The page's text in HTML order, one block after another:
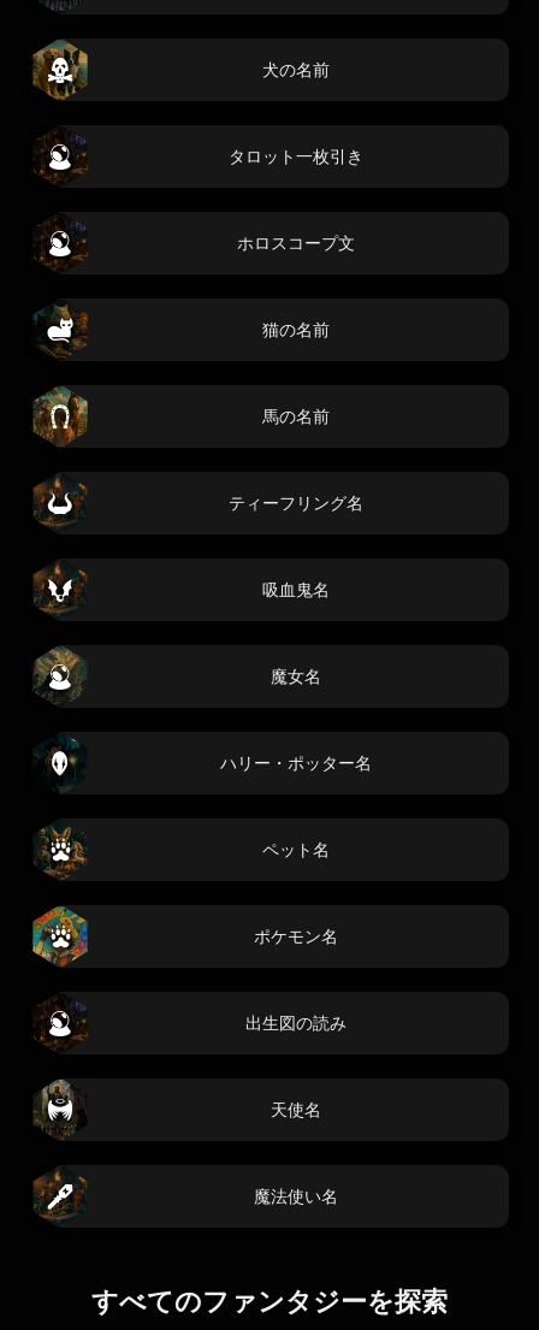
犬の名前
タロット一枚引き
ホロスコープ文
猫の名前
馬の名前
ティーフリング名
吸血鬼名
魔女名
ハリー・ポッター名
ペット名
ポケモン名
出生図の読み
天使名
魔法使い名
すべてのファンタジーを探索